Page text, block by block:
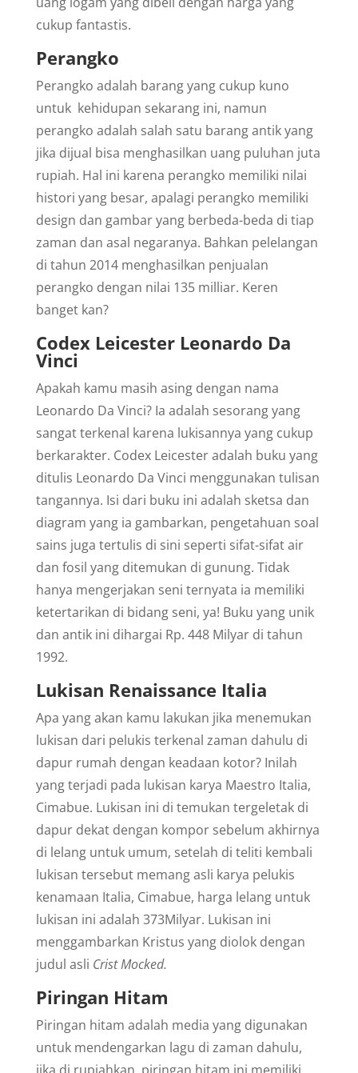
cukup fantastis.
Perangko
Perangko adalah barang yang cukup kuno
untuk kehidupan sekarang ini, namun
perangko adalah salah satu barang antik yang
jika dijual bisa menghasilkan uang puluhan juta
rupiah. Hal ini karena perangko memiliki nilai
histori yang besar, apalagi perangko memiliki
design dan gambar yang berbeda-beda di tiap
zaman dan asal negaranya. Bahkan pelelangan
di tahun 2014 menghasilkan penjualan
perangko dengan nilai 135 milliar. Keren
banget kan?
Codex Leicester Leonardo Da
Vinci
Apakah kamu masih asing dengan nama
Leonardo Da Vinci? Ia adalah sesorang yang
sangat terkenal karena lukisannya yang cukup
berkarakter. Codex Leicester adalah buku yang
ditulis Leonardo Da Vinci menggunakan tulisan
tangannya. Isi dari buku ini adalah sketsa dan
diagram yang ia gambarkan, pengetahuan soal
sains juga tertulis di sini seperti sifat-sifat air
dan fosil yang ditemukan di gunung. Tidak
hanya mengerjakan seni ternyata ia memiliki
ketertarikan di bidang seni, ya! Buku yang unik
dan antik ini dihargai Rp. 448 Milyar di tahun
1992.
Lukisan Renaissance Italia
Apa yang akan kamu lakukan jika menemukan
lukisan dari pelukis terkenal zaman dahulu di
dapur rumah dengan keadaan kotor? Inilah
yang terjadi pada lukisan karya Maestro Italia,
Cimabue. Lukisan ini di temukan tergeletak di
dapur dekat dengan kompor sebelum akhirnya
di lelang untuk umum, setelah di teliti kembali
lukisan tersebut memang asli karya pelukis
kenamaan Italia, Cimabue, harga lelang untuk
lukisan ini adalah 373Milyar. Lukisan ini
menggambarkan Kristus yang diolok dengan
judul asli Crist Mocked.
Piringan Hitam
Piringan hitam adalah media yang digunakan
untuk mendengarkan lagu di zaman dahulu,